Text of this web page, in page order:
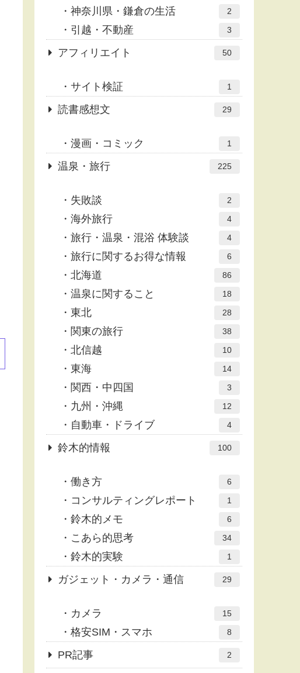
神奈川県・鎌倉の生活 2
引越・不動産 3
アフィリエイト 50
サイト検証 1
読書感想文 29
漫画・コミック 1
温泉・旅行 225
失敗談 2
海外旅行 4
旅行・温泉・混浴 体験談 4
旅行に関するお得な情報 6
北海道 86
温泉に関すること 18
東北 28
関東の旅行 38
北信越 10
東海 14
関西・中四国 3
九州・沖縄 12
自動車・ドライブ 4
鈴木的情報 100
働き方 6
コンサルティングレポート 1
鈴木的メモ 6
こあら的思考 34
鈴木的実験 1
ガジェット・カメラ・通信 29
カメラ 15
格安SIM・スマホ 8
PR記事 2